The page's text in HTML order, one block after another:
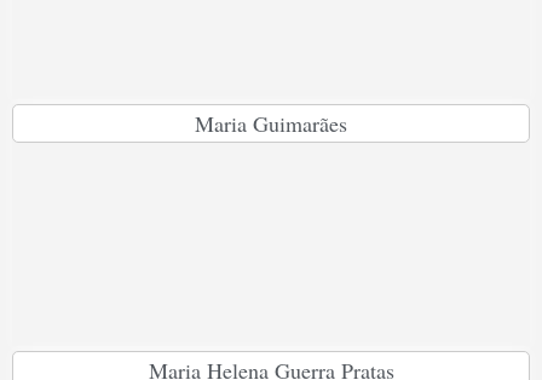
Maria Guimarães
Maria Helena Guerra Pratas